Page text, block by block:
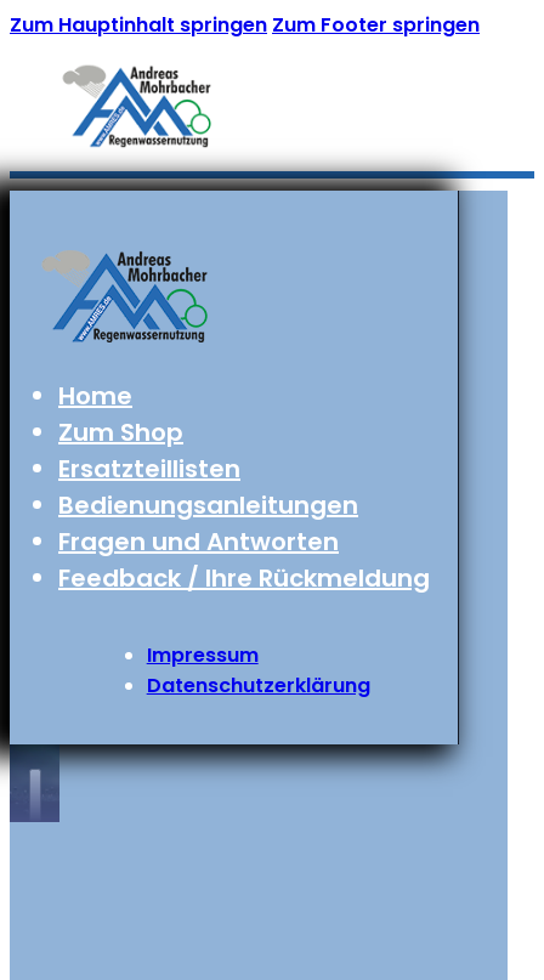
Zum Hauptinhalt springen Zum Footer springen
Home
Zum Shop
Ersatzteillisten
Bedienungsanleitungen
Fragen und Antworten
Feedback / Ihre Rückmeldung
Impressum
Datenschutzerklärung